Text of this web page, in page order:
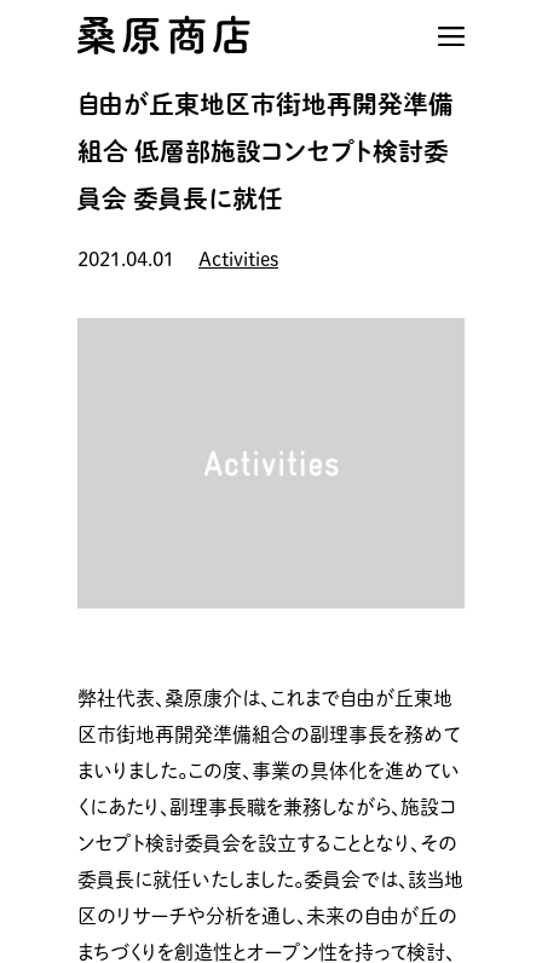
自由が丘東地区市街地再開発準備
組合 低層部施設コンセプト検討委
員会 委員長に就任
2021.04.01 Activities
弊社代表、桑原康介は、これまで自由が丘東地
区市街地再開発準備組合の副理事長を務めて
まいりました。この度、事業の具体化を進めてい
くにあたり、副理事長職を兼務しながら、施設コ
ンセプト検討委員会を設立することとなり、その
委員長に就任いたしました。委員会では、該当地
区のリサーチや分析を通し、未来の自由が丘の
まちづくりを創造性とオープン性を持って検討、